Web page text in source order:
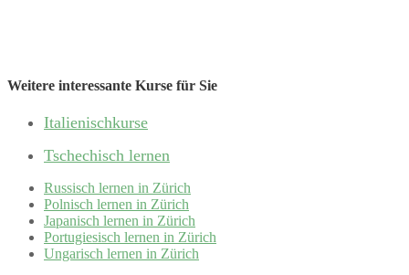
Weitere interessante Kurse für Sie
Italienischkurse
Tschechisch lernen
Russisch lernen in Zürich
Polnisch lernen in Zürich
Japanisch lernen in Zürich
Portugiesisch lernen in Zürich
Ungarisch lernen in Zürich